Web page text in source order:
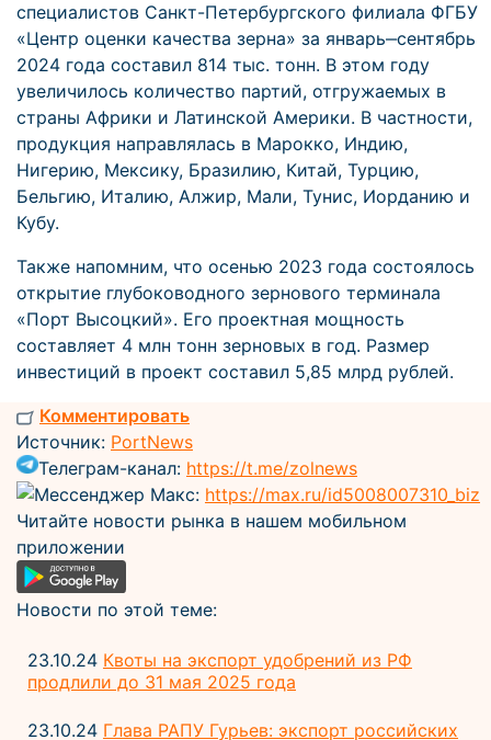
специалистов Санкт-Петербургского филиала ФГБУ
«Центр оценки качества зерна» за январь‒сентябрь
2024 года составил 814 тыс. тонн. В этом году
увеличилось количество партий, отгружаемых в
страны Африки и Латинской Америки. В частности,
продукция направлялась в Марокко, Индию,
Нигерию, Мексику, Бразилию, Китай, Турцию,
Бельгию, Италию, Алжир, Мали, Тунис, Иорданию и
Кубу.
Также напомним, что осенью 2023 года состоялось
открытие глубоководного зернового терминала
«Порт Высоцкий». Его проектная мощность
составляет 4 млн тонн зерновых в год. Размер
инвестиций в проект составил 5,85 млрд рублей.
Комментировать
Источник: PortNews
Телеграм-канал: https://t.me/zolnews
Мессенджер Макс: https://max.ru/id5008007310_biz
Читайте новости рынка в нашем мобильном
приложении
Новости по этой теме:
23.10.24 Квоты на экспорт удобрений из РФ
продлили до 31 мая 2025 года
23.10.24 Глава РАПУ Гурьев: экспорт российских